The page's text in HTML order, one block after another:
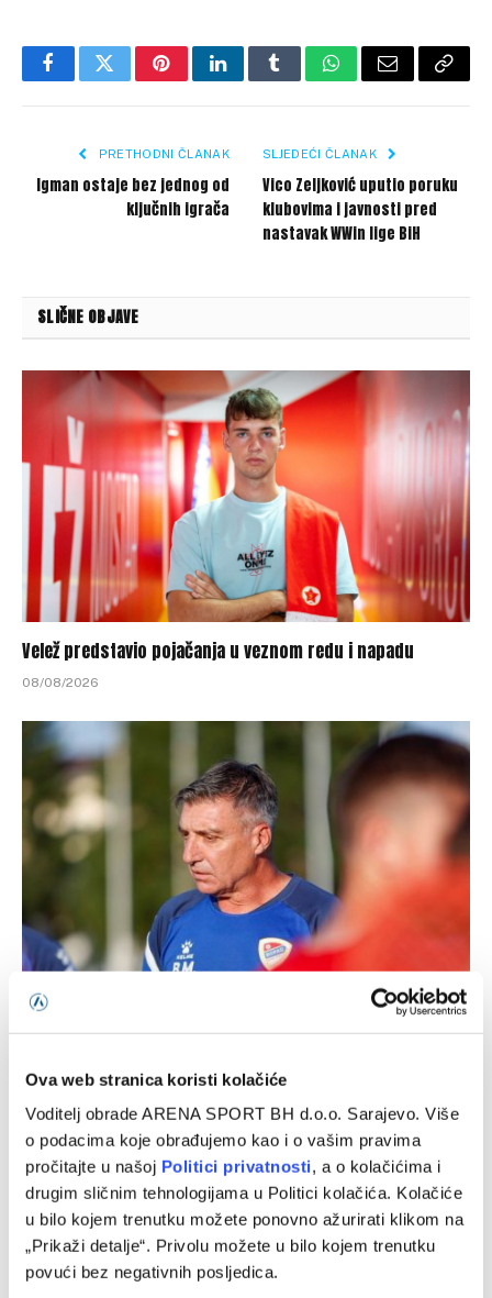
Ova web stranica koristi kolačiće
Voditelj obrade ARENA SPORT BH d.o.o. Sarajevo. Više
o podacima koje obrađujemo kao i o vašim pravima
pročitajte u našoj Politici privatnosti, a o kolačićima i
drugim sličnim tehnologijama u Politici kolačića. Kolačiće
u bilo kojem trenutku možete ponovno ažurirati klikom na
„Prikaži detalje“. Privolu možete u bilo kojem trenutku
povući bez negativnih posljedica.
FacebookTwitterPinterestLinkedInTumblrWhatsApp
Email Copy
PRETHODNI ČLANAK
Igman ostaje bez jednog od
ključnih igrača
SLJEDEĆI ČLANAK
Vico Zeljković uputio poruku
klubovima i javnosti pred
nastavak WWin lige BiH
SLIČNE OBJAVE
Velež predstavio pojačanja u veznom redu i napadu
08/08/2026
Marinović: U novu sezonu ulazimo s ciljem da odbranimo